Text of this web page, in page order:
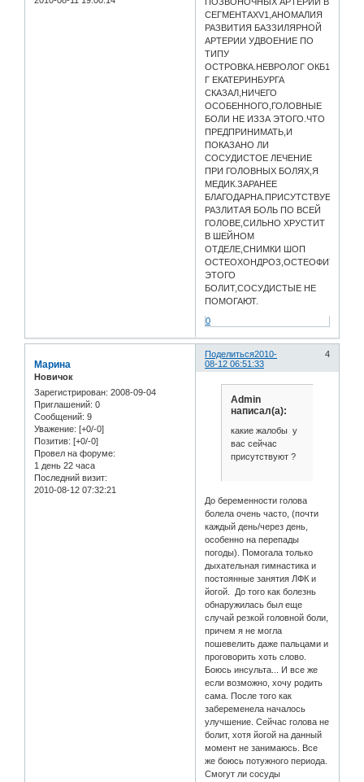
СЕГМЕНТАХV1,АНОМАЛИЯ
РАЗВИТИЯ БАЗЗИЛЯРНОЙ
АРТЕРИИ УДВОЕНИЕ ПО
ТИПУ
ОСТРОВКА.НЕВРОЛОГ ОКБ1
Г ЕКАТЕРИНБУРГА
СКАЗАЛ,НИЧЕГО
ОСОБЕННОГО,ГОЛОВНЫЕ
БОЛИ НЕ ИЗЗА ЭТОГО.ЧТО
ПРЕДПРИНИМАТЬ,И
ПОКАЗАНО ЛИ
СОСУДИСТОЕ ЛЕЧЕНИЕ
ПРИ ГОЛОВНЫХ БОЛЯХ,Я
МЕДИК.ЗАРАНЕЕ
БЛАГОДАРНА.ПРИСУТСТВУЕТ
РАЗЛИТАЯ БОЛЬ ПО ВСЕЙ
ГОЛОВЕ,СИЛЬНО ХРУСТИТ
В ШЕЙНОМ
ОТДЕЛЕ,СНИМКИ ШОП
ЭТОГО
БОЛИТ,СОСУДИСТЫЕ НЕ
ПОМОГАЮТ.
0
Поделиться 4
2010-
08-12 06:51:33
Марина
Новичок
Зарегистрирован: 2008-09-04
Приглашений: 0
Сообщений: 9
Уважение: [+0/-0]
Позитив: [+0/-0]
Провел на форуме:
1 день 22 часа
Последний визит:
2010-08-12 07:32:21
Admin
написал(а):
какие жалобы у
вас сейчас
присутствуют ?
До беременности голова
болела очень часто, (почти
каждый день/через день,
особенно на перепады
погоды). Помогала только
дыхательная гимнастика и
постоянные занятия ЛФК и
йогой. До того как болезнь
обнаружилась был еще
случай резкой головной боли,
причем я не могла
пошевелить даже пальцами и
проговорить хоть слово.
Боюсь инсульта... И все же
если возможно, хочу родить
сама. После того как
забеременела началось
улучшение. Сейчас голова не
болит, хотя йогой на данный
момент не занимаюсь. Все
же боюсь потужного периода.
Смогут ли сосуды